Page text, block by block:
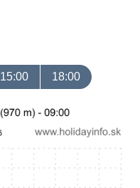
15:00 18:00